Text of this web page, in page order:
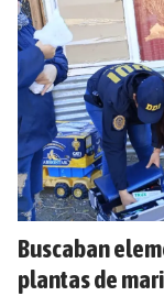
Buscaban
plantas de